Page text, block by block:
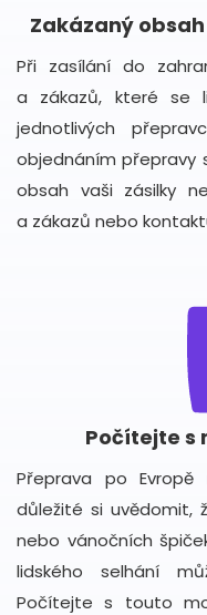
Zakázaný
Při zasílání do
a zákazů, které se
jednotlivých
objednáním přepravy
obsah vaši zásilky
a zákazů nebo
Počítejte s
Přeprava po
důležité si uvědomit,
nebo vánočních
lidského selhání
Počítejte s touto